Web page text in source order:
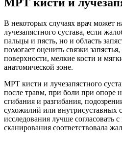
В некоторых случаях врач может
лучезапястного сустава, если
пальцы и пясть, но и область
помогает оценить связки
поверхности, мелкие кости и
анатомической зоне.
МРТ кисти и лучезапястного
после травм, при боли при опоре
сгибания и разгибания,
сухожилий или внутрисуставных
исследования лучше согласовать
сканирования соответствовала